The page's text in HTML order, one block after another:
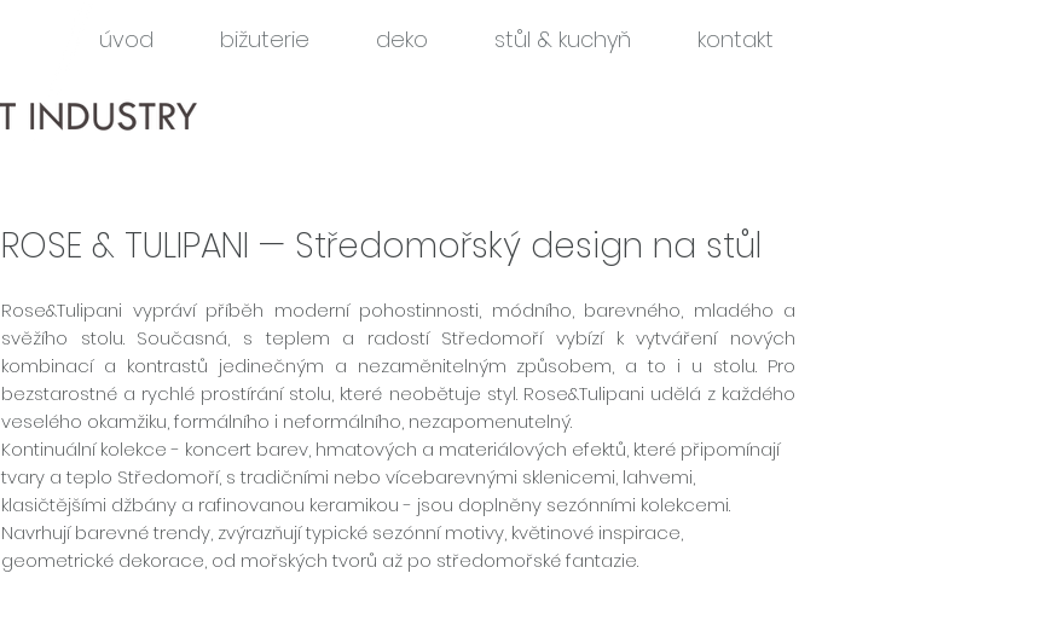
úvod bižuterie deko stůl & kuchyň kontakt
ROSE & TULIPANI — Středomořský design na stůl
Rose&Tulipani vypráví příběh moderní pohostinnosti, módního, barevného, mladého a
svěžího stolu. Současná, s teplem a radostí Středomoří vybízí k vytváření nových
kombinací a kontrastů jedinečným a nezaměnitelným způsobem, a to i u stolu. Pro
bezstarostné a rychlé prostírání stolu, které neobětuje styl. Rose&Tulipani udělá z každého
veselého okamžiku, formálního i neformálního, nezapomenutelný.
Kontinuální kolekce - koncert barev, hmatových a materiálových efektů, které připomínají
tvary a teplo Středomoří, s tradičními nebo vícebarevnými sklenicemi, lahvemi,
klasičtějšími džbány a rafinovanou keramikou - jsou doplněny sezónními kolekcemi.
Navrhují barevné trendy, zvýrazňují typické sezónní motivy, květinové inspirace,
geometrické dekorace, od mořských tvorů až po středomořské fantazie.